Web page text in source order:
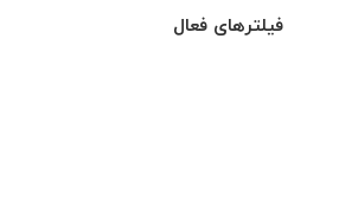
فیلترهای فعال